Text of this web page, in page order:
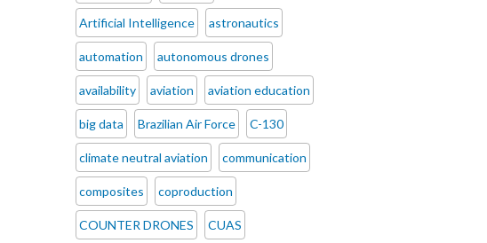
Artificial Intelligence astronautics
automation autonomous drones
availability aviation aviation education
big data Brazilian Air Force C-130
climate neutral aviation communication
composites coproduction
COUNTER DRONES CUAS